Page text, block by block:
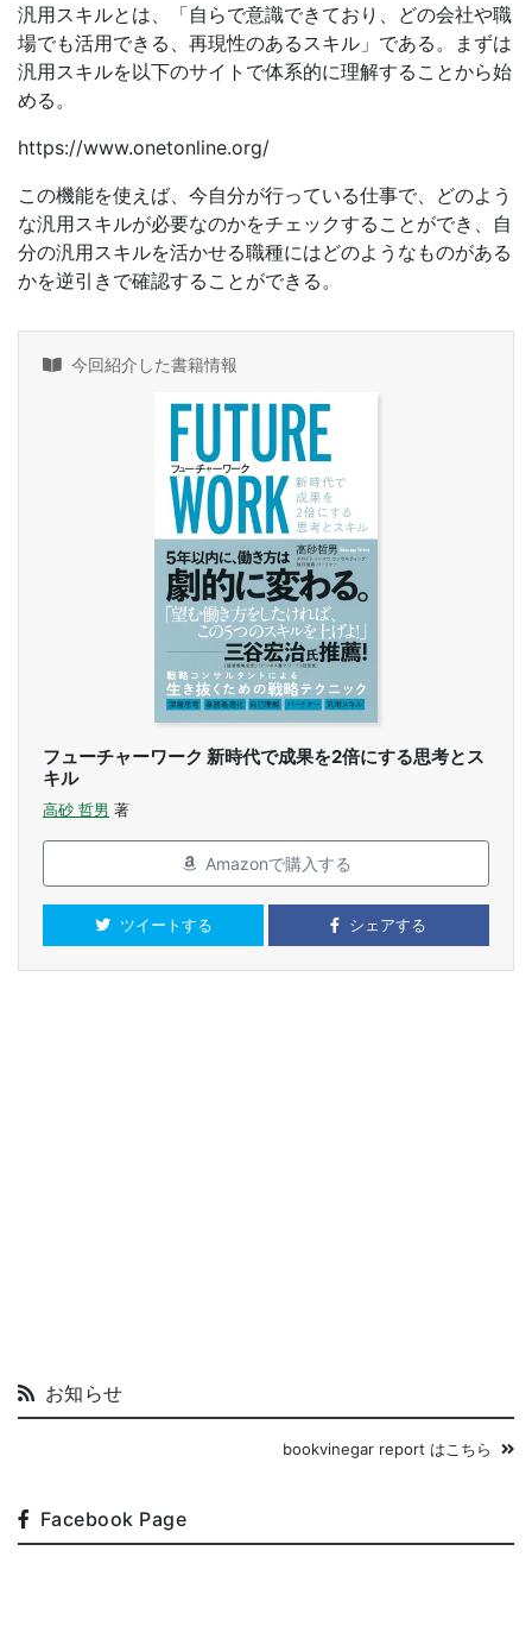
汎用スキルとは、「自らで意識できており、どの会社や職
場でも活用できる、再現性のあるスキル」である。まずは
汎用スキルを以下のサイトで体系的に理解することから始
める。
https://www.onetonline.org/
この機能を使えば、今自分が行っている仕事で、どのよう
な汎用スキルが必要なのかをチェックすることができ、自
分の汎用スキルを活かせる職種にはどのようなものがある
かを逆引きで確認することができる。
今回紹介した書籍情報
フューチャーワーク 新時代で成果を2倍にする思考とス
キル
高砂 哲男 著
Amazonで購入する
ツイートする シェアする
お知らせ
bookvinegar report はこちら
Facebook Page